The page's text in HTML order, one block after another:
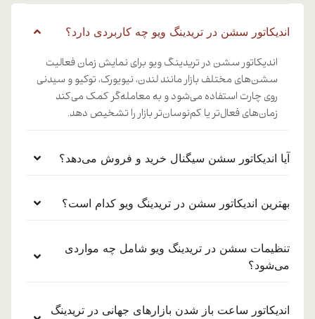
اندیکاتور سشن در تریدینگ ویو چه کاربردی دارد؟
اندیکاتور سشن در تریدینگ ویو برای نمایش زمان فعالیت
سشن‌های مختلف بازار مانند لندن، نیویورک، توکیو و سیدنی
روی چارت استفاده می‌شود و به معامله‌گر کمک می‌کند
زمان‌های فعال‌تر یا کم‌نوسان‌تر بازار را تشخیص دهد.
آیا اندیکاتور سشن سیگنال خرید و فروش می‌دهد؟
بهترین اندیکاتور سشن در تریدینگ ویو کدام است؟
تنظیمات سشن در تریدینگ ویو شامل چه مواردی
می‌شود؟
اندیکاتور ساعت باز شدن بازارهای جهانی در تریدینگ